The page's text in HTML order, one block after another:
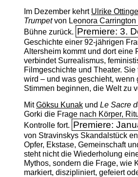
Im Dezember kehrt Ulrike
Trumpetvon Leonora Carrington
Bühne zurück. Premiere: 3.
Geschichte einer 92-jährigen
Altersheim kommt und dort eine
verbindet Surrealismus,
Filmgeschichte und Theater. Sie
wird – und was geschieht, wenn
Stimmen beginnen, die Welt zu
MitGöksu Kunakund Le Sacre
Gorki die Frage nach Körper,
Kontrolle fort. Premiere:
von Stravinskys Skandalstück
Opfer, Ekstase, Gemeinschaft
steht nicht die Wiederholung
Mythos, sondern die Frage, wie
markiert, diszipliniert, gefeiert